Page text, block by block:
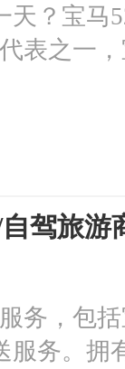
？宝马
表之一
地点等
驾旅游
务，包
务。拥